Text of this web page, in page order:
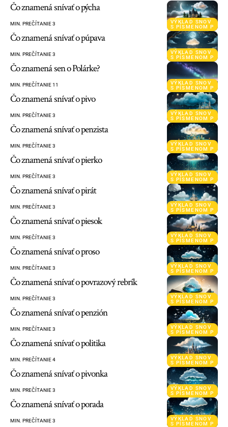
VÝKLAD SNOV
S PÍSMENOM P
Čo znamená snívať o pýcha
MIN. PREČÍTANIE 3
VÝKLAD SNOV
S PÍSMENOM P
Čo znamená snívať o púpava
MIN. PREČÍTANIE 3
VÝKLAD SNOV
S PÍSMENOM P
Čo znamená sen o Polárke?
MIN. PREČÍTANIE 11
VÝKLAD SNOV
S PÍSMENOM P
Čo znamená snívať o pivo
MIN. PREČÍTANIE 3
VÝKLAD SNOV
S PÍSMENOM P
Čo znamená snívať o penzista
MIN. PREČÍTANIE 3
VÝKLAD SNOV
S PÍSMENOM P
Čo znamená snívať o pierko
MIN. PREČÍTANIE 3
VÝKLAD SNOV
S PÍSMENOM P
Čo znamená snívať o pirát
MIN. PREČÍTANIE 3
VÝKLAD SNOV
S PÍSMENOM P
Čo znamená snívať o piesok
MIN. PREČÍTANIE 3
VÝKLAD SNOV
S PÍSMENOM P
Čo znamená snívať o proso
MIN. PREČÍTANIE 3
VÝKLAD SNOV
S PÍSMENOM P
Čo znamená snívať o povrazový rebrík
MIN. PREČÍTANIE 3
VÝKLAD SNOV
S PÍSMENOM P
Čo znamená snívať o penzión
MIN. PREČÍTANIE 3
VÝKLAD SNOV
S PÍSMENOM P
Čo znamená snívať o politika
MIN. PREČÍTANIE 4
VÝKLAD SNOV
S PÍSMENOM P
Čo znamená snívať o pivonka
MIN. PREČÍTANIE 3
VÝKLAD SNOV
S PÍSMENOM P
Čo znamená snívať o porada
MIN. PREČÍTANIE 3